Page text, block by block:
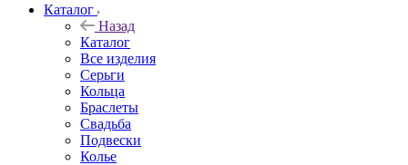
Каталог
Назад
Каталог
Все изделия
Серьги
Кольца
Браслеты
Свадьба
Подвески
Колье